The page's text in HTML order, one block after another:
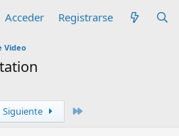
Acceder Registrarse
Video
Siguiente